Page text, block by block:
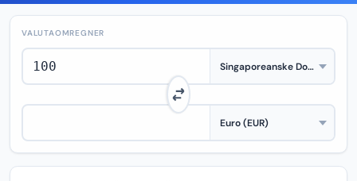
VALUTAOMREGNER